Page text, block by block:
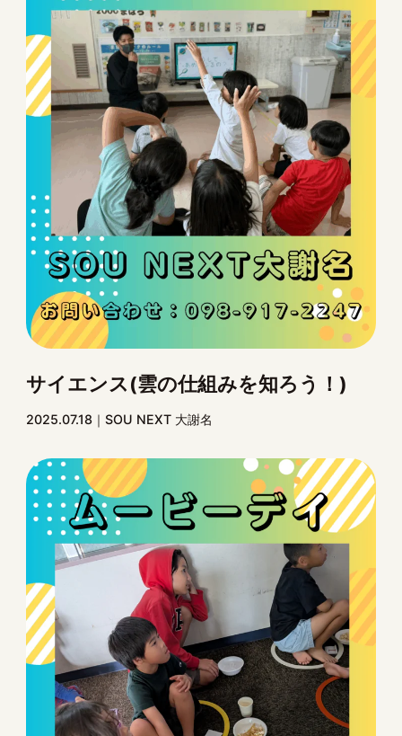
サイエンス(雲の仕組みを知ろう！)
2025.07.18 SOU NEXT 大謝名